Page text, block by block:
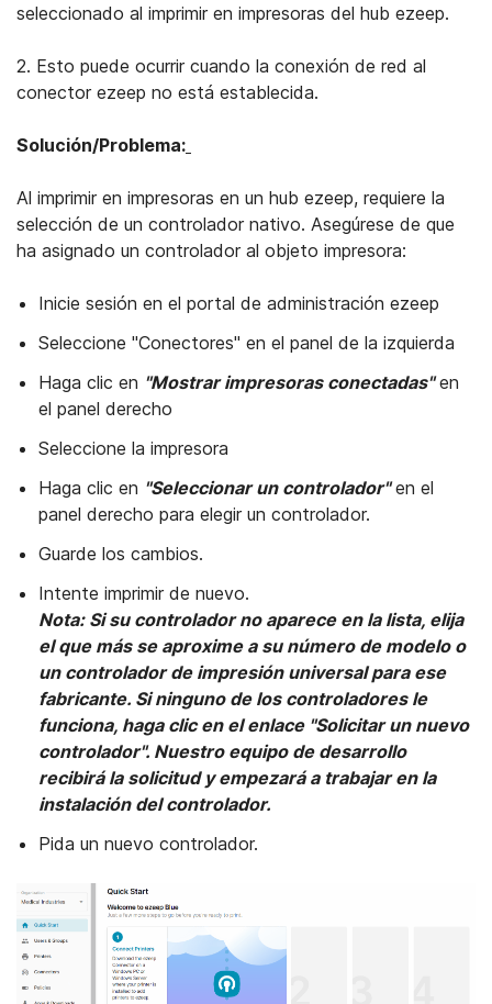
seleccionado al imprimir en impresoras del hub ezeep.
2. Esto puede ocurrir cuando la conexión de red al
conector ezeep no está establecida.
Solución/Problema:
Al imprimir en impresoras en un hub ezeep, requiere la
selección de un controlador nativo. Asegúrese de que
ha asignado un controlador al objeto impresora:
Inicie sesión en el portal de administración ezeep
Seleccione "Conectores" en el panel de la izquierda
Haga clic en "Mostrar impresoras conectadas"en
el panel derecho
Seleccione la impresora
Haga clic en "Seleccionar un controlador"en el
panel derecho para elegir un controlador.
Guarde los cambios.
Intente imprimir de nuevo.
Nota: Si su controlador no aparece en la lista, elija
el que más se aproxime a su número de modelo o
un controlador de impresión universal para ese
fabricante. Si ninguno de los controladores le
funciona, haga clic en el enlace "Solicitar un nuevo
controlador". Nuestro equipo de desarrollo
recibirá la solicitud y empezará a trabajar en la
instalación del controlador.
Pida un nuevo controlador.